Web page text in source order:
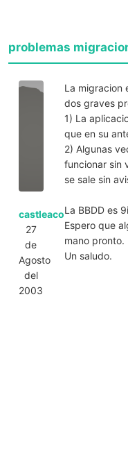
problemas
castleaco
27
de
Agosto
del
2003
La migracion
dos graves
1) La
que en su
2) Algunas
funcionar sin
se sale sin
La BBDD es
Espero que
mano pronto.
Un saludo.